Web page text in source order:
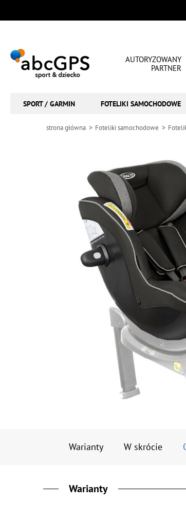
AUTORYZOWANY
PARTNER
SPORT / GARMIN FOTELIKI SAMOCHODOWE
strona główna Foteliki samochodowe
Warianty W skrócie
Warianty